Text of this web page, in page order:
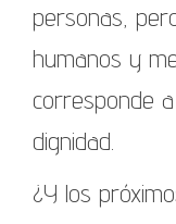
personas,
humanos y
corresponde
dignidad.
¿Y los